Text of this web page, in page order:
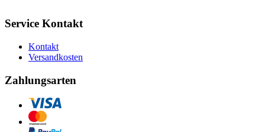
Service Kontakt
Kontakt
Versandkosten
Zahlungsarten